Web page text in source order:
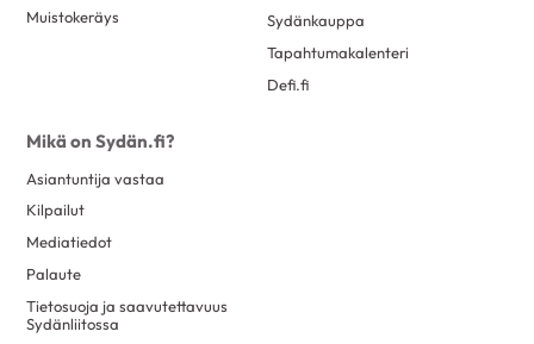
Muistokeräys
Sydänkauppa
Tapahtumakalenteri
Defi.fi
Mikä on Sydän.fi?
Asiantuntija vastaa
Kilpailut
Mediatiedot
Palaute
Tietosuoja ja saavutettavuus
Sydänliitossa